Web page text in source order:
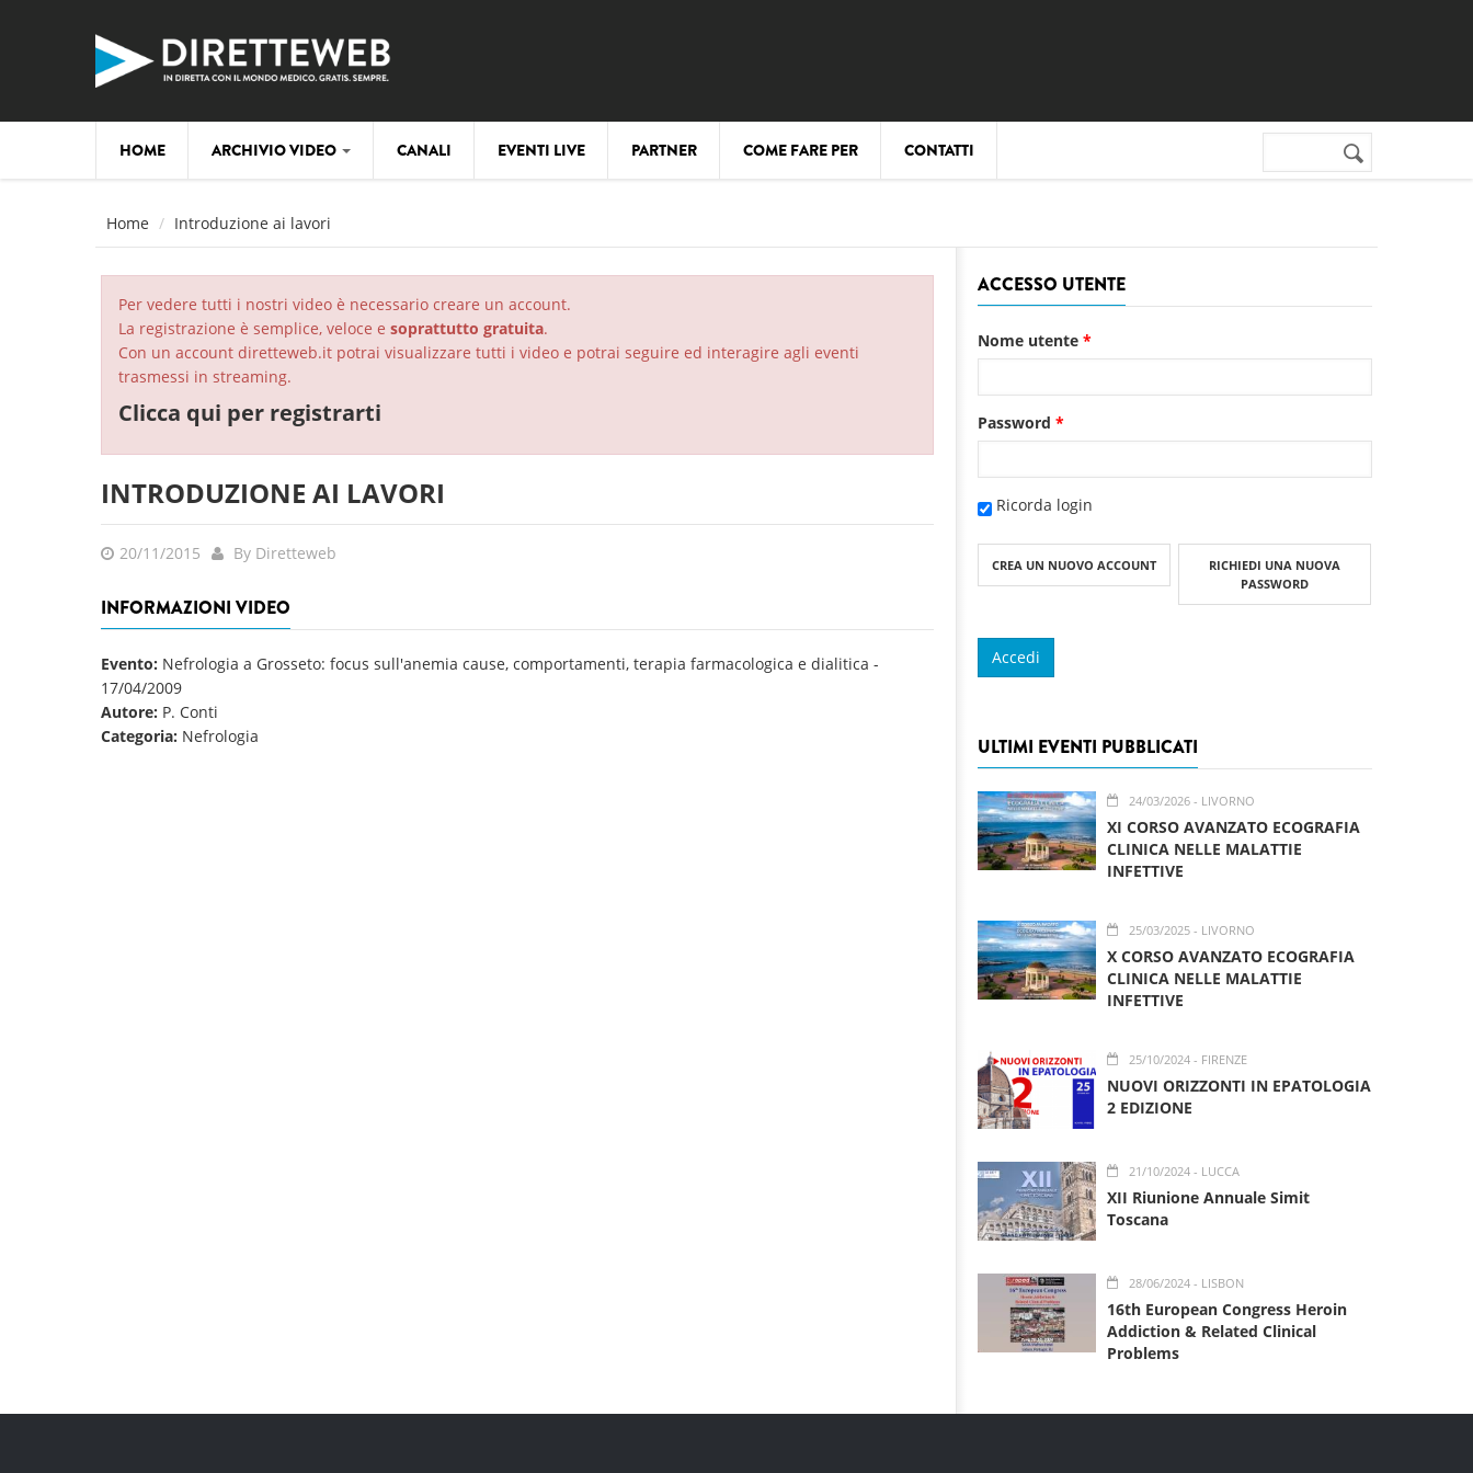
HOME ARCHIVIO VIDEO CANALI EVENTI LIVE PARTNER COME FARE PER CONTATTI Form di
Cerca nel sito
Home Introduzione ai lavori
Per vedere tutti i nostri video è necessario creare un account.
La registrazione è semplice, veloce e soprattutto gratuita.
Con un account diretteweb.it potrai visualizzare tutti i video e potrai seguire ed interagire agli eventi
trasmessi in streaming.
Clicca qui per registrarti
INTRODUZIONE AI LAVORI
20/11/2015 By Diretteweb
INFORMAZIONI VIDEO
Evento: Nefrologia a Grosseto: focus sull'anemia cause, comportamenti, terapia farmacologica e dialitica -
17/04/2009
Autore: P. Conti
Categoria: Nefrologia
ACCESSO UTENTE
Nome utente *
Password *
Ricorda login
CREA UN NUOVO ACCOUNT
RICHIEDI UNA NUOVA
PASSWORD
ULTIMI EVENTI PUBBLICATI
24/03/2026- LIVORNO
XI CORSO AVANZATO ECOGRAFIA
CLINICA NELLE MALATTIE
INFETTIVE
25/03/2025- LIVORNO
X CORSO AVANZATO ECOGRAFIA
CLINICA NELLE MALATTIE
INFETTIVE
25/10/2024- FIRENZE
NUOVI ORIZZONTI IN EPATOLOGIA
2 EDIZIONE
21/10/2024- LUCCA
XII Riunione Annuale Simit
Toscana
28/06/2024- LISBON
16th European Congress Heroin
Addiction & Related Clinical
Problems